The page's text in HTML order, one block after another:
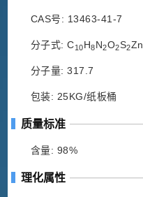
CAS号: 13463-41-7
分子式: C10H8N2O2S2Zn
分子量: 317.7
包装: 25KG/纸板桶
质量标准
含量: 98%
理化属性